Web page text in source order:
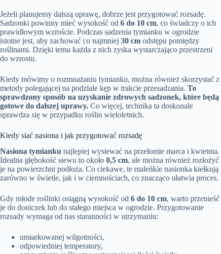
Jeżeli planujemy dalszą uprawę, dobrze jest przygotować rozsadę.
Sadzonki powinny mieć wysokość od 6 do 10 cm, co świadczy o ich
prawidłowym wzroście. Podczas sadzenia tymianku w ogrodzie
istotne jest, aby zachować co najmniej 30 cm odstępu pomiędzy
roślinami. Dzięki temu każda z nich zyska wystarczająco przestrzeni
do wzrostu.
Kiedy mówimy o rozmnażaniu tymianku, można również skorzystać z
metody polegającej na podziale kęp w trakcie przesadzania. To
sprawdzony sposób na uzyskanie zdrowych sadzonek, które będą
gotowe do dalszej uprawy. Co więcej, technika ta doskonale
sprawdza się w przypadku roślin wieloletnich.
Kiedy siać nasiona i jak przygotować rozsadę
Nasiona tymianku najlepiej wysiewać na przełomie marca i kwietnia.
Idealna głębokość siewu to około 0,5 cm, ale można również rozłożyć
je na powierzchni podłoża. Co ciekawe, te maleńkie nasionka kiełkują
zarówno w świetle, jak i w ciemnościach, co znacząco ułatwia proces.
Gdy młode roślinki osiągną wysokość od 6 do 10 cm, warto przenieść
je do doniczek lub do stałego miejsca w ogrodzie. Przygotowanie
rozsady wymaga od nas staranności w utrzymaniu:
umiarkowanej wilgotności,
odpowiedniej temperatury,